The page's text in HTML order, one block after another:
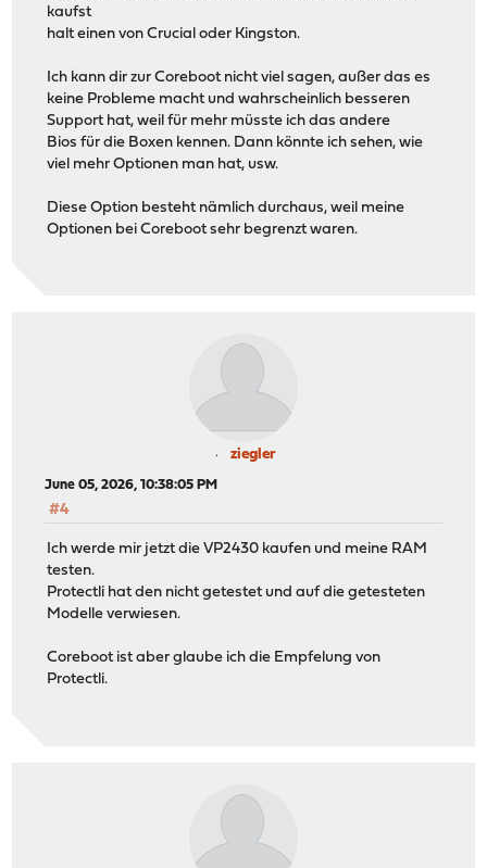
kaufst
halt einen von Crucial oder Kingston.
Ich kann dir zur Coreboot nicht viel sagen, außer das es
keine Probleme macht und wahrscheinlich besseren
Support hat, weil für mehr müsste ich das andere
Bios für die Boxen kennen. Dann könnte ich sehen, wie
viel mehr Optionen man hat, usw.
Diese Option besteht nämlich durchaus, weil meine
Optionen bei Coreboot sehr begrenzt waren.
ziegler
June 05, 2026, 10:38:05 PM
#4
Ich werde mir jetzt die VP2430 kaufen und meine RAM
testen.
Protectli hat den nicht getestet und auf die getesteten
Modelle verwiesen.
Coreboot ist aber glaube ich die Empfelung von
Protectli.